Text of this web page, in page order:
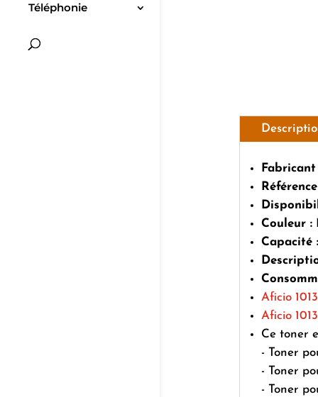
Téléphonie
Fabricant
Couleur :
Capacité :
Aficio 1013
Aficio
Ce toner
- Toner
- Toner
- Toner